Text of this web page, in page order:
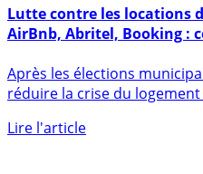
26 juillet 2023
AirBnb, Abritel, Booking :
opter pour son
Après les élections
réduire la crise du logement